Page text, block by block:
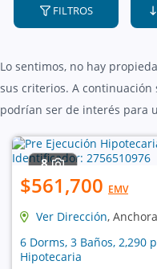
FILTROS
Lo sentimos, no hay
sus criterios. A
podrían ser de interés para
8
$561,700 EMV
Ver Dirección,
6 Dorms, 3 Baños, 2,290
Hipotecaria